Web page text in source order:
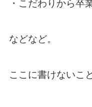
・こだわりから卒
などなど。
ここに書けないこ